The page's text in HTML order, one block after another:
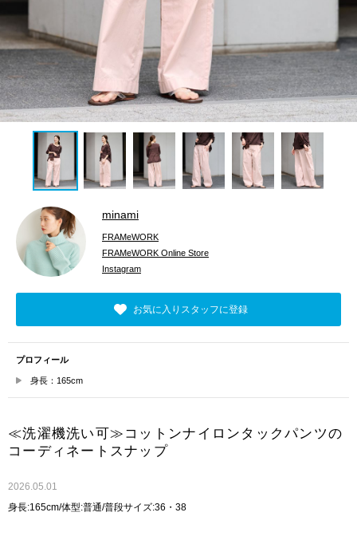
minami
FRAMeWORK
FRAMeWORK Online Store
Instagram
お気に入りスタッフに登録
プロフィール
身長：165cm
≪洗濯機洗い可≫コットンナイロンタックパンツの
コーディネートスナップ
2026.05.01
身長:165cm/体型:普通/普段サイズ:36・38